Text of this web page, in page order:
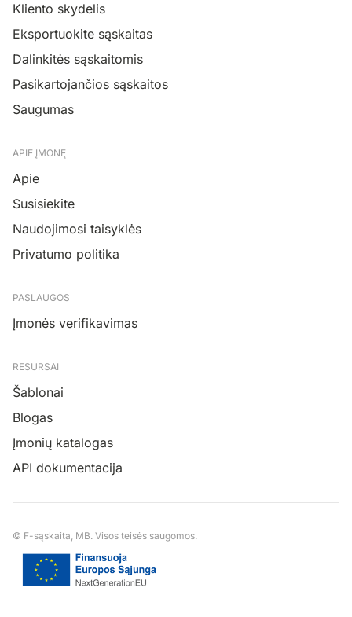
Kliento skydelis
Eksportuokite sąskaitas
Dalinkitės sąskaitomis
Pasikartojančios sąskaitos
Saugumas
APIE ĮMONĘ
Apie
Susisiekite
Naudojimosi taisyklės
Privatumo politika
PASLAUGOS
Įmonės verifikavimas
RESURSAI
Šablonai
Blogas
Įmonių katalogas
API dokumentacija
© F-sąskaita, MB. Visos teisės saugomos.